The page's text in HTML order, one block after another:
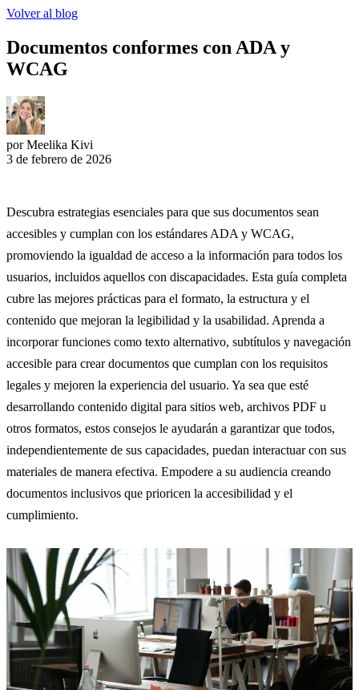
Volver al blog
Documentos conformes con ADA y
WCAG
por Meelika Kivi
3 de febrero de 2026
Descubra estrategias esenciales para que sus documentos sean
accesibles y cumplan con los estándares ADA y WCAG,
promoviendo la igualdad de acceso a la información para todos los
usuarios, incluidos aquellos con discapacidades. Esta guía completa
cubre las mejores prácticas para el formato, la estructura y el
contenido que mejoran la legibilidad y la usabilidad. Aprenda a
incorporar funciones como texto alternativo, subtítulos y navegación
accesible para crear documentos que cumplan con los requisitos
legales y mejoren la experiencia del usuario. Ya sea que esté
desarrollando contenido digital para sitios web, archivos PDF u
otros formatos, estos consejos le ayudarán a garantizar que todos,
independientemente de sus capacidades, puedan interactuar con sus
materiales de manera efectiva. Empodere a su audiencia creando
documentos inclusivos que prioricen la accesibilidad y el
cumplimiento.